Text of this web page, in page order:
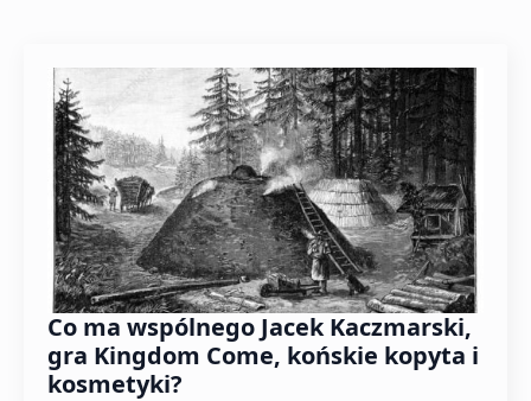
Co ma wspólnego Jacek Kaczmarski,
gra Kingdom Come, końskie kopyta i
kosmetyki?